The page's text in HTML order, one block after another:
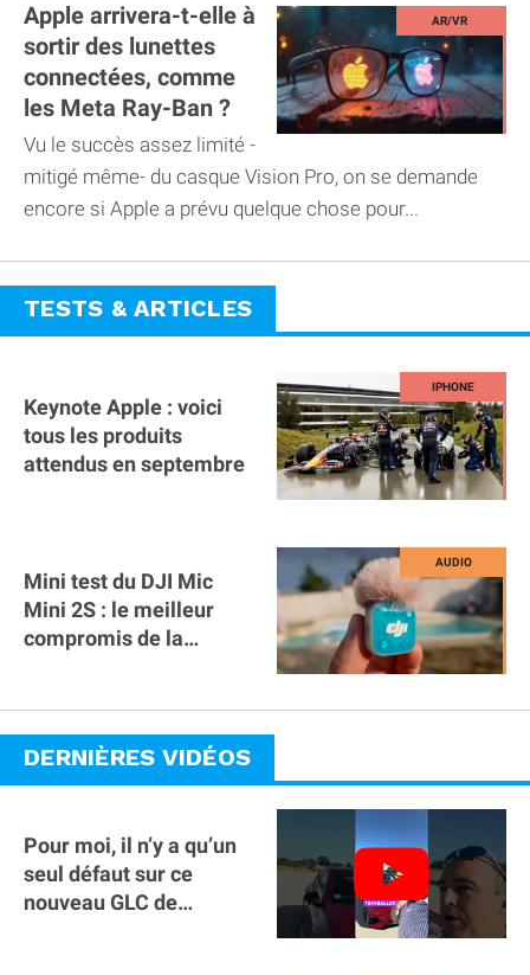
Apple arrivera-t-elle à
sortir des lunettes
connectées, comme
les Meta Ray-Ban ?
Vu le succès assez limité -
mitigé même- du casque Vision Pro, on se demande
encore si Apple a prévu quelque chose pour...
TESTS & ARTICLES
Keynote Apple : voici
tous les produits
attendus en septembre
Mini test du DJI Mic
Mini 2S : le meilleur
compromis de la
DERNIÈRES VIDÉOS
Pour moi, il n’y a qu’un
seul défaut sur ce
nouveau GLC de